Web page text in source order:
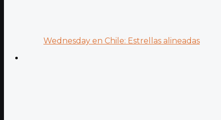
Wednesday en Chile: Estrellas alineadas